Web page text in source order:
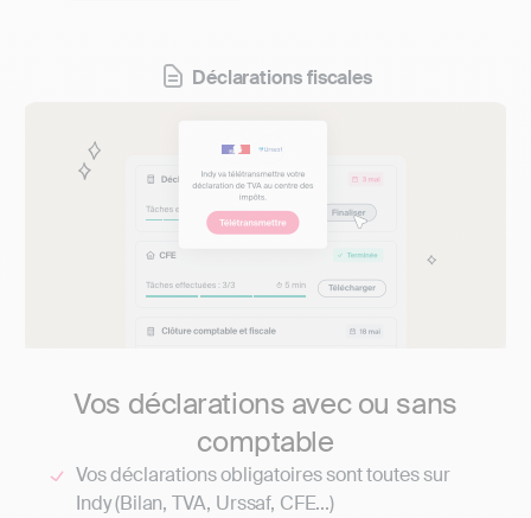
Déclarations fiscales
Vos déclarations avec ou sans
comptable
Vos déclarations obligatoires sont toutes sur
Indy (Bilan, TVA, Urssaf, CFE...)